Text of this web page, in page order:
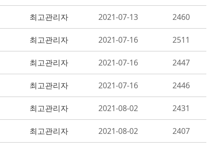
최고관리자 2021-07-13 2460
최고관리자 2021-07-16 2511
최고관리자 2021-07-16 2447
최고관리자 2021-07-16 2446
최고관리자 2021-08-02 2431
최고관리자 2021-08-02 2407